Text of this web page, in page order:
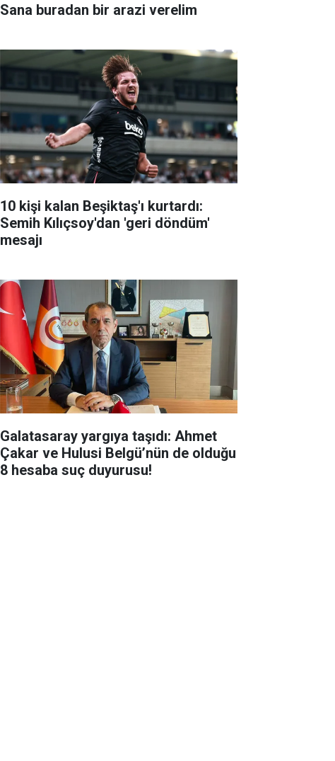
Sana buradan bir arazi verelim
10 kişi kalan Beşiktaş'ı kurtardı:
Semih Kılıçsoy'dan 'geri döndüm'
mesajı
Galatasaray yargıya taşıdı: Ahmet
Çakar ve Hulusi Belgü’nün de olduğu
8 hesaba suç duyurusu!